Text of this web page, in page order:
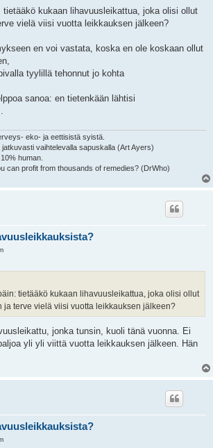
tietääkö kukaan lihavuusleikattua, joka olisi ollut
vielä viisi vuotta leikkauksen jälkeen?
en voi vastata, koska en ole koskaan ollut
tyylillä tehonnut jo kohta
sanoa: en tietenkään lähtisi
eko- ja eettisistä syistä.
vaihtelevalla sapuskalla (Art Ayers)
human.
can profit from thousands of remedies? (DrWho)
tietääkö kukaan lihavuusleikattua, joka olisi ollut
ja terve vielä viisi vuotta leikkauksen jälkeen?
jonka tunsin, kuoli tänä vuonna. Ei
yli yli viittä vuotta leikkauksen jälkeen. Hän